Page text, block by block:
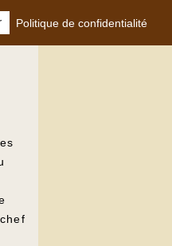
Politique de confidentialité